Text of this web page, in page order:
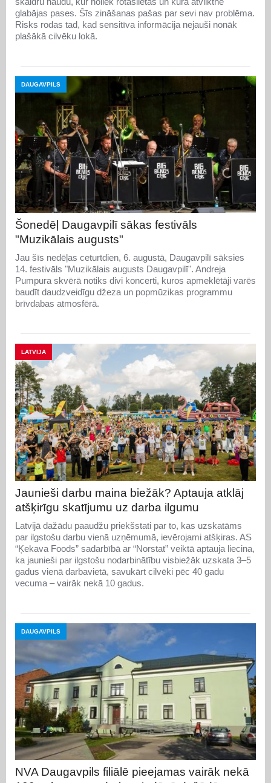
glabājas pases. Šīs zināšanas pašas par sevi nav problēma.
Risks rodas tad, kad sensitīva informācija nejauši nonāk
plašākā cilvēku lokā.
DAUGAVPILS
Šonedēļ Daugavpilī sākas festivāls
"Muzikālais augusts"
Jau šīs nedēļas ceturtdien, 6. augustā, Daugavpilī sāksies
14. festivāls "Muzikālais augusts Daugavpilī". Andreja
Pumpura skvērā notiks divi koncerti, kuros apmeklētāji varēs
baudīt daudzveidīgu džeza un popmūzikas programmu
brīvdabas atmosfērā.
LATVIJA
Jaunieši darbu maina biežāk? Aptauja atklāj
atšķirīgu skatījumu uz darba ilgumu
Latvijā dažādu paaudžu priekšstati par to, kas uzskatāms
par ilgstošu darbu vienā uzņēmumā, ievērojami atšķiras. AS
“Ķekava Foods” sadarbībā ar “Norstat” veiktā aptauja liecina,
ka jaunieši par ilgstošu nodarbinātību visbiežāk uzskata 3–5
gadus vienā darbavietā, savukārt cilvēki pēc 40 gadu
vecuma – vairāk nekā 10 gadus.
DAUGAVPILS
NVA Daugavpils filiālē pieejamas vairāk nekā